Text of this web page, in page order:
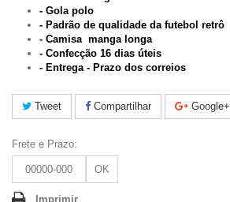
- Gola polo
- Padrão de qualidade da futebol retrô
- Camisa manga longa
- Confecção 16 dias úteis
- Entrega - Prazo dos correios
Tweet Compartilhar Google+
Frete e Prazo:
OK
Imprimir